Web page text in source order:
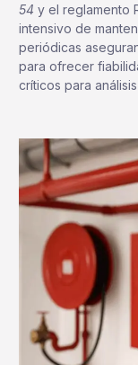
54 y el reglamento
intensivo de
periódicas
para ofrecer
críticos para